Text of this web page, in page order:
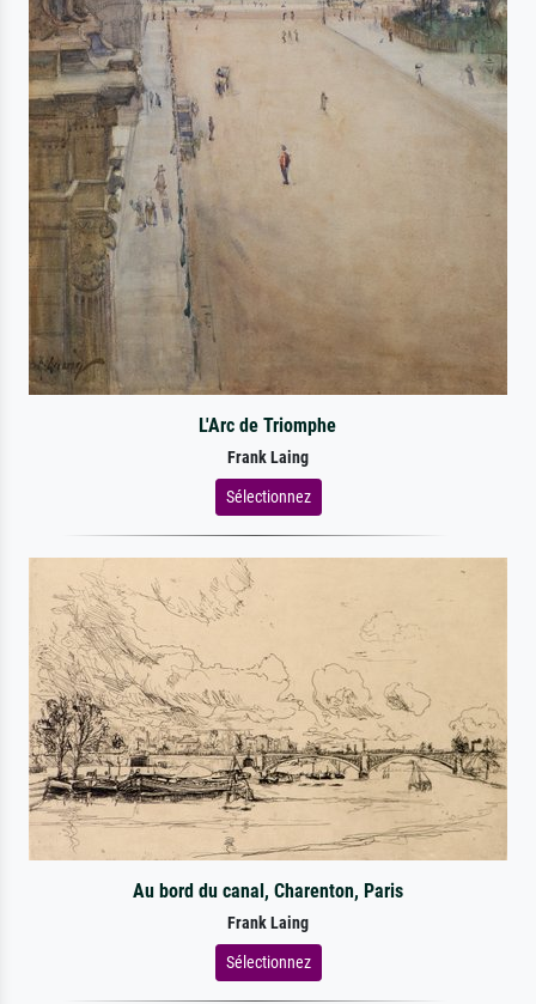
L'Arc de Triomphe
Frank Laing
Sélectionnez
Au bord du canal, Charenton, Paris
Frank Laing
Sélectionnez